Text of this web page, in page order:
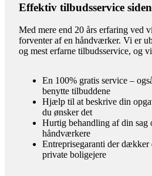
Effektiv tilbudsservice
Med mere end 20 års erfaring ved
forventer af en håndværker. Vi er
og mest erfarne tilbudsservice, og
En 100% gratis service –
benytte tilbuddene
Hjælp til at beskrive din
du ønsker det
Hurtig behandling af din sag
håndværkere
Entreprisegaranti der
private boligejere